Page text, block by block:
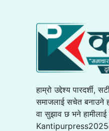
हाम्रो उद्देश्य पारदर्शी,
समाजलाई सचेत बनाउने
वा सुझाव छ भने